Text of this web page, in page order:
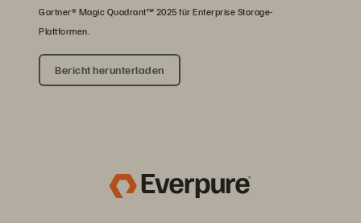
Gartner® Magic Quadrant™ 2025 für Enterprise Storage-
Plattformen.
Bericht herunterladen